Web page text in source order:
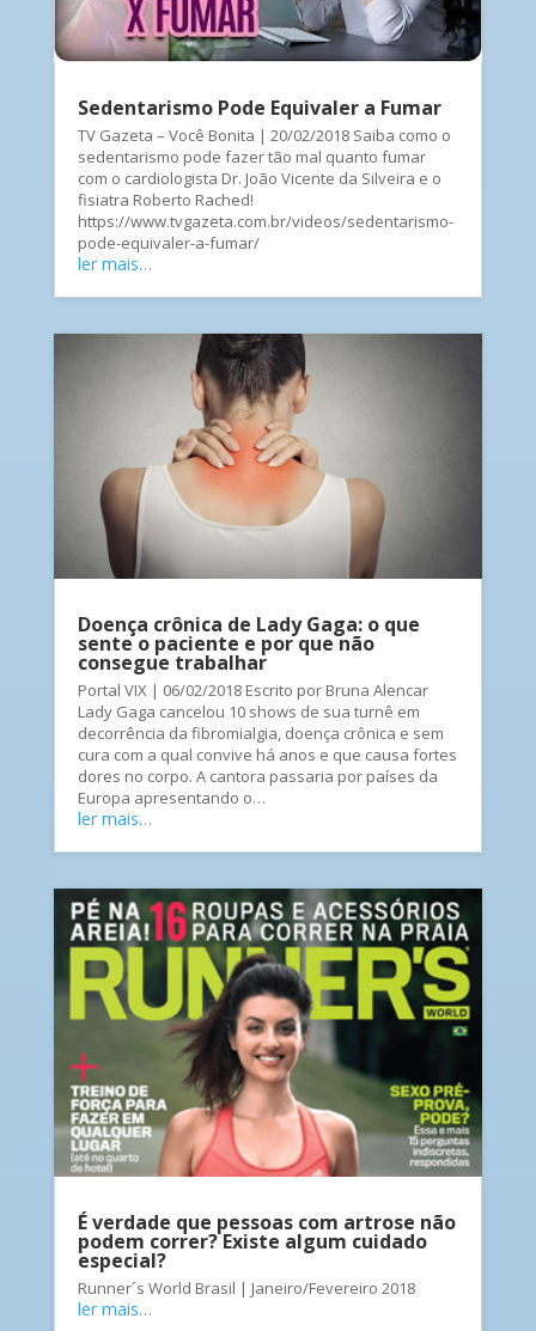
Sedentarismo Pode Equivaler a Fumar
TV Gazeta – Você Bonita | 20/02/2018 Saiba como o
sedentarismo pode fazer tão mal quanto fumar
com o cardiologista Dr. João Vicente da Silveira e o
fisiatra Roberto Rached!
https://www.tvgazeta.com.br/videos/sedentarismo-
pode-equivaler-a-fumar/
ler mais…
Doença crônica de Lady Gaga: o que
sente o paciente e por que não
consegue trabalhar
Portal VIX | 06/02/2018 Escrito por Bruna Alencar
Lady Gaga cancelou 10 shows de sua turnê em
decorrência da fibromialgia, doença crônica e sem
cura com a qual convive há anos e que causa fortes
dores no corpo. A cantora passaria por países da
Europa apresentando o…
ler mais…
É verdade que pessoas com artrose não
podem correr? Existe algum cuidado
especial?
Runner´s World Brasil | Janeiro/Fevereiro 2018
ler mais…